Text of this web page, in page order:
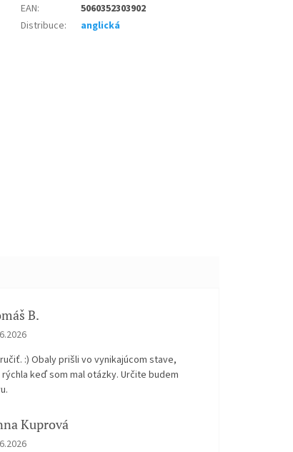
EAN:
5060352303902
Distribuce: anglická
B.
obchodu je 5 z 5 hvězdiček.
:) Obaly prišli vo vynikajúcom stave,
keď som mal otázky. Určite budem
Kuprová
obchodu je 5 z 5 hvězdiček.